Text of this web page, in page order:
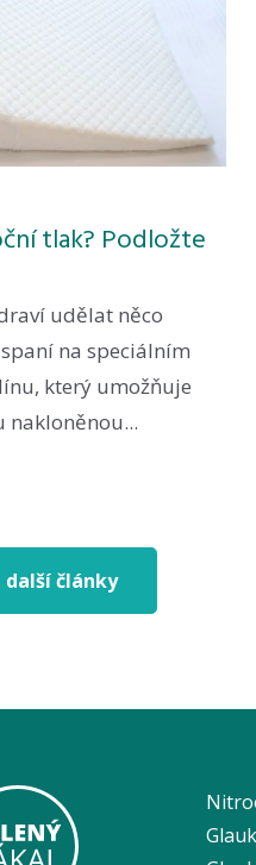
tlak? Podložte
udělat něco
na speciálním
který umožňuje
nakloněnou...
články